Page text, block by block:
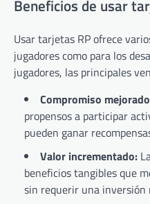
Beneficios de usar
Usar tarjetas RP ofrece
jugadores como para los
jugadores, las principales
Compromiso
propensos a participar
pueden ganar
Valor incrementado:
beneficios tangibles que
sin requerir una inversión